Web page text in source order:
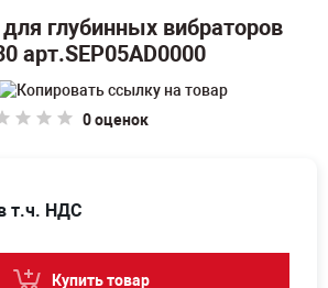
глубинных вибраторов
арт.SEP05AD0000
0 оценок
т.ч. НДС
Купить товар